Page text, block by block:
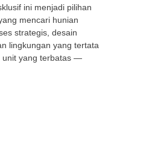
ini menjadi pilihan
mencari hunian
strategis, desain
lingkungan yang tertata
unit yang terbatas —